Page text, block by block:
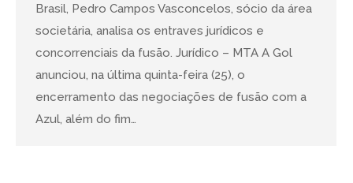
Brasil, Pedro Campos Vasconcelos, sócio da área
societária, analisa os entraves jurídicos e
concorrenciais da fusão. Jurídico – MTA A Gol
anunciou, na última quinta-feira (25), o
encerramento das negociações de fusão com a
Azul, além do fim…